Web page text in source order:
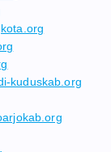
kuduskab.org